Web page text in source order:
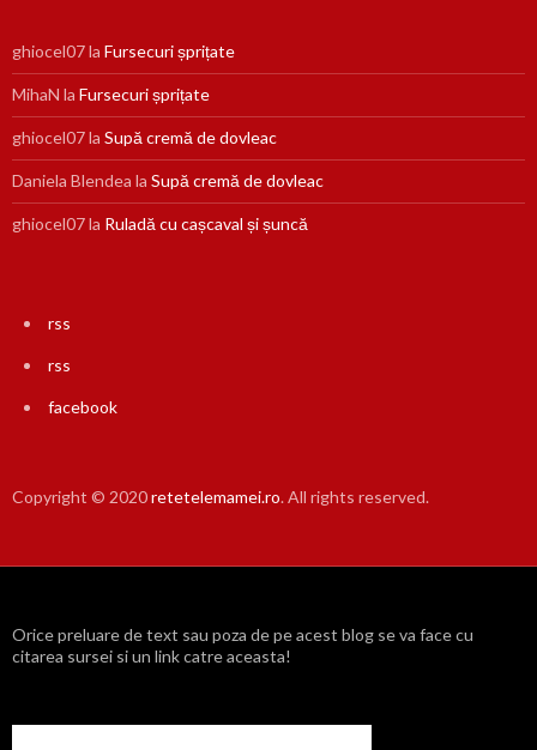
ghiocel07la Fursecuri șprițate
MihaN la Fursecuri șprițate
ghiocel07la Supă cremă de dovleac
Daniela Blendea la Supă cremă de dovleac
ghiocel07la Ruladă cu cașcaval și șuncă
rss
rss
facebook
Copyright © 2020retetelemamei.ro. All rights reserved.
Orice preluare de text sau poza de pe acest blog se va face cu
citarea sursei si un link catre aceasta!